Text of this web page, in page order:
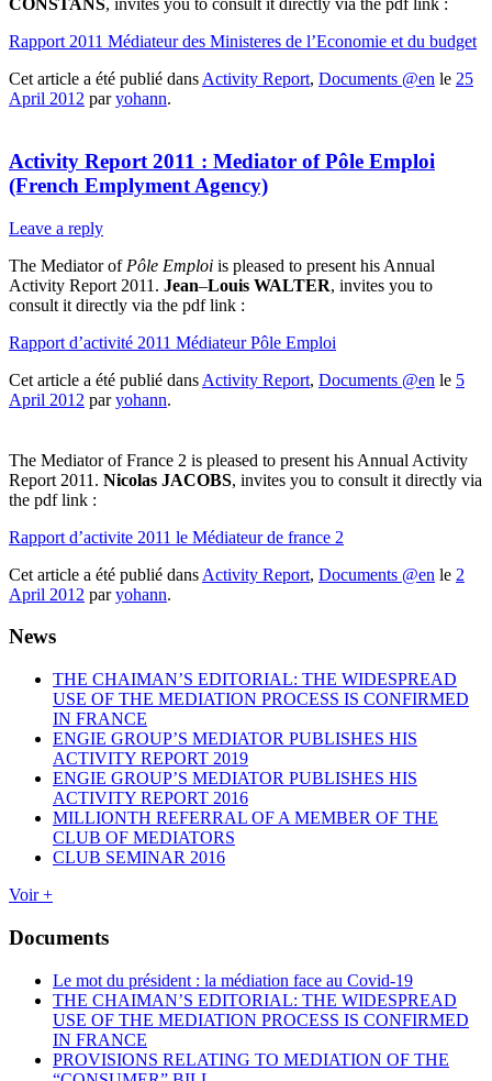
CONSTANS, invites you to consult it directly via the pdf link :
Rapport 2011 Médiateur des Ministeres de l’Economie et du budget
Cet article a été publié dansActivity Report, Documents @en le 25
April 2012 paryohann.
Activity Report 2011 : Mediator of Pôle Emploi
(French Emplyment Agency)
Leave a reply
The Mediator of Pôle Emploi is pleased to present his Annual
Activity Report 2011. Jean–Louis WALTER, invites you to
consult it directly via the pdf link :
Rapport d’activité 2011 Médiateur Pôle Emploi
Cet article a été publié dans Activity Report, Documents @en le 5
April 2012 paryohann.
The Mediator of France 2 is pleased to present his Annual Activity
Report 2011. Nicolas JACOBS, invites you to consult it directly via
the pdf link :
Rapport d’activite 2011 le Médiateur de france 2
Cet article a été publié dans Activity Report, Documents @en le 2
April 2012 paryohann.
News
THE CHAIMAN’S EDITORIAL: THE WIDESPREAD
USE OF THE MEDIATION PROCESS IS CONFIRMED
IN FRANCE
ENGIE GROUP’S MEDIATOR PUBLISHES HIS
ACTIVITY REPORT 2019
ENGIE GROUP’S MEDIATOR PUBLISHES HIS
ACTIVITY REPORT 2016
MILLIONTH REFERRAL OF A MEMBER OF THE
CLUB OF MEDIATORS
CLUB SEMINAR 2016
Voir +
Documents
Le mot du président : la médiation face au Covid-19
THE CHAIMAN’S EDITORIAL: THE WIDESPREAD
USE OF THE MEDIATION PROCESS IS CONFIRMED
IN FRANCE
PROVISIONS RELATING TO MEDIATION OF THE